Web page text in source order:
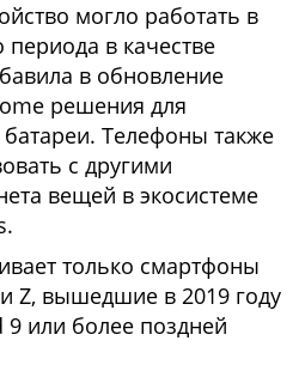
могло работать в
периода в качестве
в обновление
решения для
Телефоны также
с другими
вещей в экосистеме
только смартфоны
Z, вышедшие в 2019 году
или более поздней